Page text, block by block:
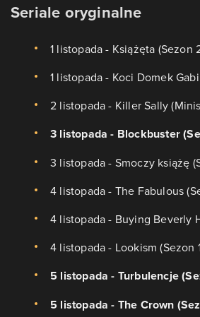
Seriale oryginalne
1 listopada - Książęta (Sezon
1 listopada - Koci Domek
2 listopada - Killer Sally
3 listopada - Blockbuster
3 listopada - Smoczy książę
4 listopada - The Fabulous
4 listopada - Buying Beverly
4 listopada - Lookism (Sezon
5 listopada - Turbulencje
5 listopada - The Crown